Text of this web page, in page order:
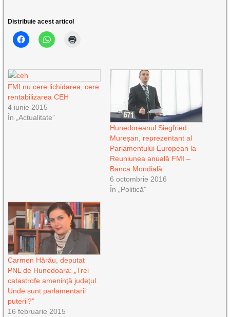
Distribuie acest articol
FMI nu cere lichidarea, cere
rentabilizarea CEH
4 iunie 2015
În „Actualitate”
Hunedoreanul Siegfried
Mureșan, reprezentant al
Parlamentului European la
Reuniunea anuală FMI –
Banca Mondială
6 octombrie 2016
În „Politică”
Carmen Hărău, deputat
PNL de Hunedoara: „Trei
catastrofe ameninţă judeţul.
Unde sunt parlamentarii
puterii?”
16 februarie 2015